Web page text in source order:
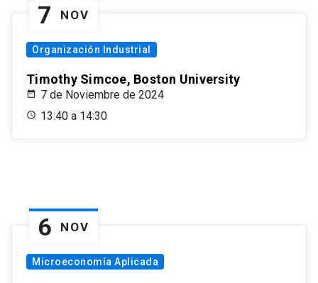
7 NOV
Organización Industrial
Timothy Simcoe, Boston University
7 de Noviembre de 2024
13:40 a 14:30
6 NOV
Microeconomía Aplicada